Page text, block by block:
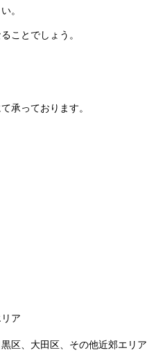
。
ことでしょう。
承っております。
ア
区、大田区、その他近郊エリア